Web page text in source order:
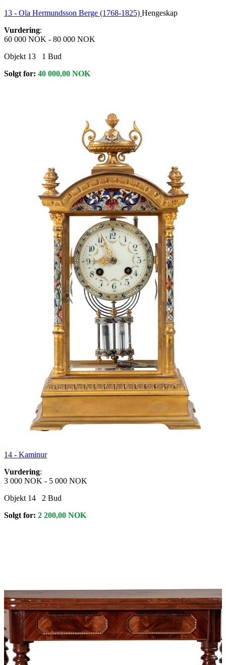
13 - Ola Hermundsson Berge (1768-1825) Hengeskap
Vurdering:
60 000 NOK - 80 000 NOK
Objekt 13
1 Bud
Solgt for: 40 000,00 NOK
14 - Kaminur
Vurdering:
3 000 NOK - 5 000 NOK
Objekt 14
2 Bud
Solgt for: 2 200,00 NOK